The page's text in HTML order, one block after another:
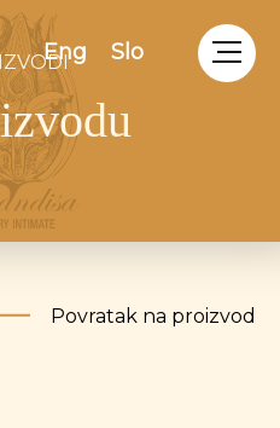
Eng Slo
Povratak na proizvod